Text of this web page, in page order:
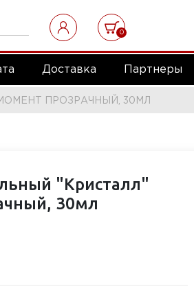
0
Доставка Партнеры
ПРОЗРАЧНЫЙ, 30МЛ
"Кристалл"
30мл